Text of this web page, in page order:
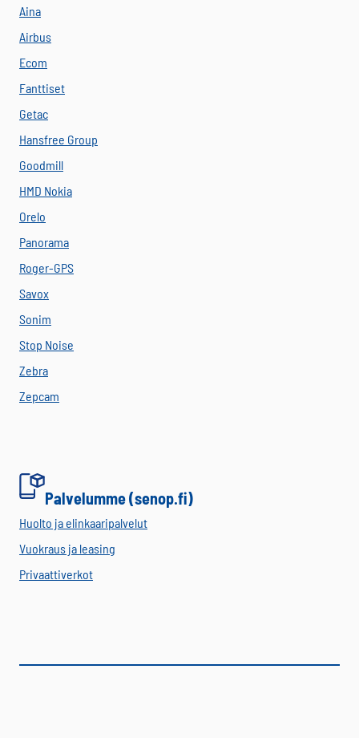
Aina
Airbus
Ecom
Fanttiset
Getac
Hansfree Group
Goodmill
HMD Nokia
Orelo
Panorama
Roger-GPS
Savox
Sonim
Stop Noise
Zebra
Zepcam
Palvelumme (senop.fi)
Huolto ja elinkaaripalvelut
Vuokraus ja leasing
Privaattiverkot